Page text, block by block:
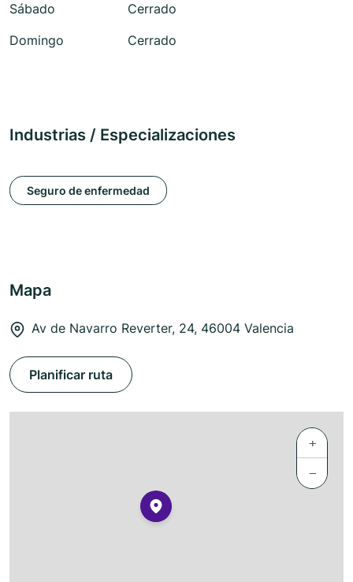
Sábado
Cerrado
Domingo
Cerrado
Industrias / Especializaciones
Seguro de enfermedad
Mapa
Av de Navarro Reverter, 24, 46004 Valencia
Planificar ruta
+
−